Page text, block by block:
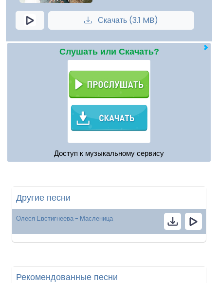
Скачать (3.1 MB)
Слушать или Скачать?
Доступ к музыкальному сервису
Другие песни
Олеся Евстигнеева - Масленица
Рекомендованные песни